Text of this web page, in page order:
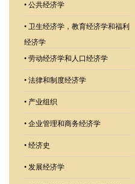
• 公共经济学
• 卫生经济学，教育经济学和福利
经济学
• 劳动经济学和人口经济学
• 法律和制度经济学
• 产业组织
• 企业管理和商务经济学
• 经济史
• 发展经济学